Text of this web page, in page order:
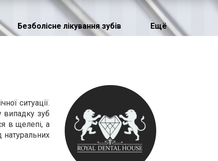
Безболісне лікування зубів Ещё
ситуації.
випадку зуб
в щелепі, а
натуральних